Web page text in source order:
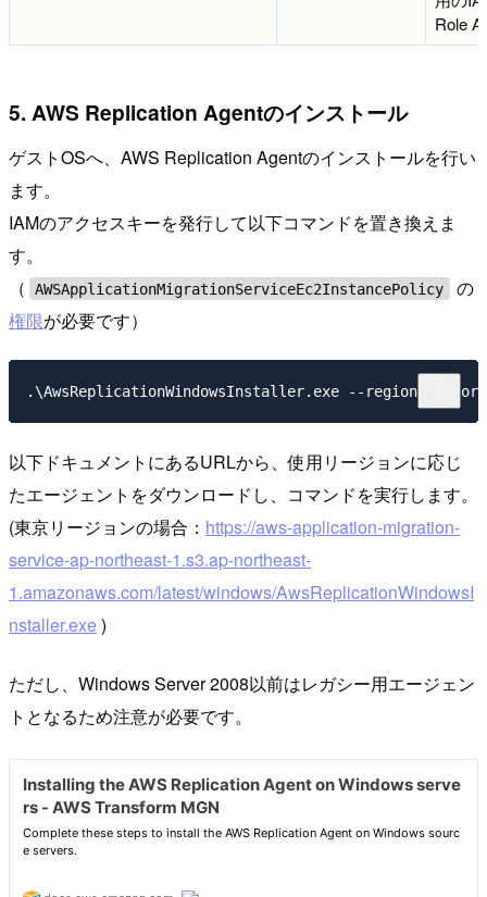
Role
5. AWS Replication Agentのインストール
ゲストOSへ、AWS Replication Agentのインストールを行い
ます。
IAMのアクセスキーを発行して以下コマンドを置き換えま
す。
（
AWSApplicationMigrationServiceEc2InstancePolicy
の
権限が必要です）
以下ドキュメントにあるURLから、使用リージョンに応じ
たエージェントをダウンロードし、コマンドを実行します。
(東京リージョンの場合： https://aws-application-migration-
service-ap-northeast-1.s3.ap-northeast-
1.amazonaws.com/latest/windows/AwsReplicationWindowsI
nstaller.exe)
ただし、Windows Server 2008以前はレガシー用エージェン
トとなるため注意が必要です。